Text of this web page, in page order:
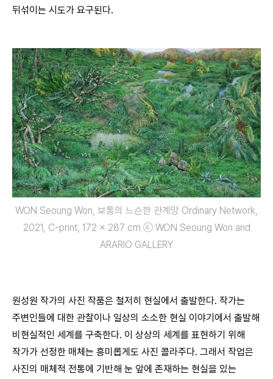
뒤섞이는 시도가 요구된다.
WON Seoung Won, 보통의 느슨한 관계망 Ordinary Network,
2021, C-print, 172 x 287 cm ⓒ WON Seoung Won and
ARARIO GALLERY
원성원 작가의 사진 작품은 철저히 현실에서 출발한다. 작가는
주변인들에 대한 관찰이나 일상의 소소한 현실 이야기에서 출발해
비현실적인 세계를 구축한다. 이 상상의 세계를 표현하기 위해
작가가 선정한 매체는 흥미롭게도 사진 콜라주다. 그래서 작업은
사진의 매체적 전통에 기반해 눈 앞에 존재하는 현실을 있는